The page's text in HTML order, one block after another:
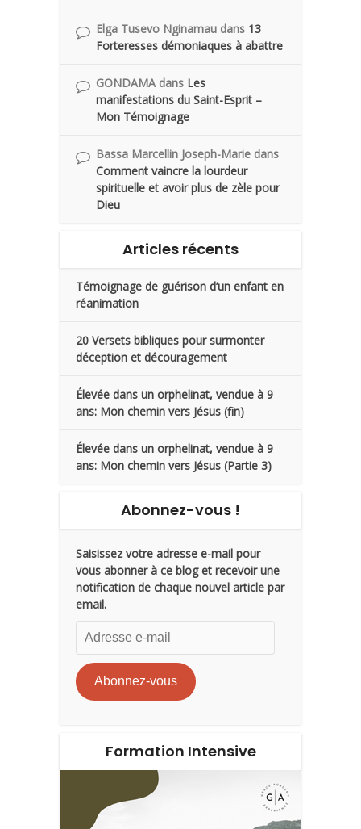
Elga Tusevo Nginamau dans 13
Forteresses démoniaques à abattre
GONDAMA dans Les
manifestations du Saint-Esprit –
Mon Témoignage
Bassa Marcellin Joseph-Marie dans
Comment vaincre la lourdeur
spirituelle et avoir plus de zèle pour
Dieu
Articles récents
Témoignage de guérison d’un enfant en
réanimation
20 Versets bibliques pour surmonter
déception et découragement
Élevée dans un orphelinat, vendue à 9
ans: Mon chemin vers Jésus (fin)
Élevée dans un orphelinat, vendue à 9
ans: Mon chemin vers Jésus (Partie 3)
Abonnez-vous !
Saisissez votre adresse e-mail pour
vous abonner à ce blog et recevoir une
notification de chaque nouvel article par
email.
e-
mail
Abonnez-vous
Formation Intensive